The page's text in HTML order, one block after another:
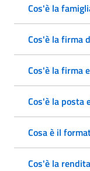
Cos'è la
Cos'è la firma
Cos'è la firma
Cos'è la posta
Cosa è il
Cos'è la